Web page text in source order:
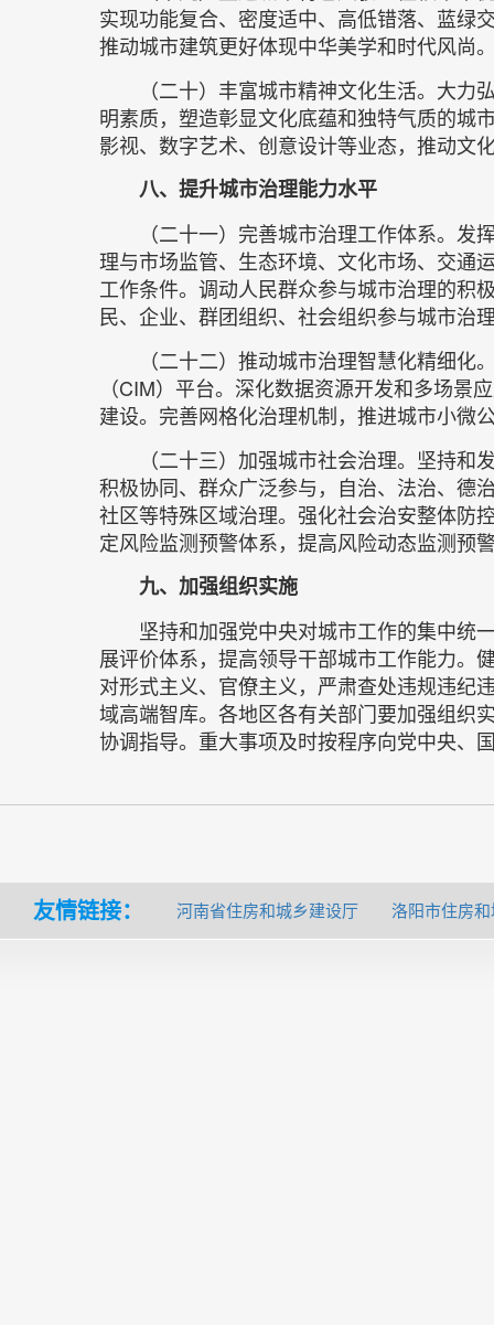
实现功能复合、密度适中、高低错落、蓝绿
推动城市建筑更好体现中华美学和时代风尚
（二十）丰富城市精神文化生活。大
明素质，塑造彰显文化底蕴和独特气质的城
影视、数字艺术、创意设计等业态，推动文
八、提升城市治理能力水平
（二十一）完善城市治理工作体系。
理与市场监管、生态环境、文化市场、交通
工作条件。调动人民群众参与城市治理的积
民、企业、群团组织、社会组织参与城市治
（二十二）推动城市治理智慧化精细
（CIM）平台。深化数据资源开发和多场景
建设。完善网格化治理机制，推进城市小微
（二十三）加强城市社会治理。坚持
积极协同、群众广泛参与，自治、法治、德
社区等特殊区域治理。强化社会治安整体防
定风险监测预警体系，提高风险动态监测预
九、加强组织实施
坚持和加强党中央对城市工作的集中统
展评价体系，提高领导干部城市工作能力。
对形式主义、官僚主义，严肃查处违规违纪
域高端智库。各地区各有关部门要加强组织
协调指导。重大事项及时按程序向党中央、
友情链接： 河南省住房和城乡建设厅 洛阳市住房